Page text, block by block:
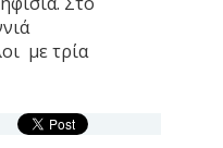
με τρία